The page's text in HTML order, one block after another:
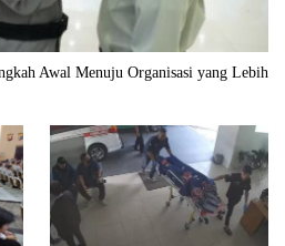
Awal Menuju Organisasi yang Lebih